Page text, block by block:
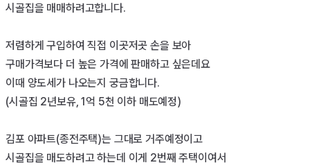
시골집을 매매하려고합니다.
저렴하게 구입하여 직접 이곳저곳 손을 보아
구매가격보다 더 높은 가격에 판매하고 싶은데요
이때 양도세가 나오는지 궁금합니다.
(시골집 2년보유, 1억 5천 이하 매도예정)
김포 아파트(종전주택)는 그대로 거주예정이고
시골집을 매도하려고 하는데 이게 2번째 주택이여서